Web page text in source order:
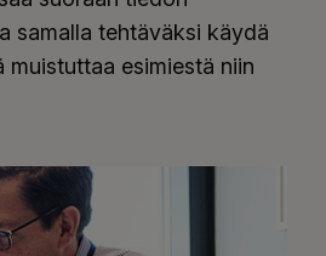
samalla tehtäväksi käydä
muistuttaa esimiestä niin